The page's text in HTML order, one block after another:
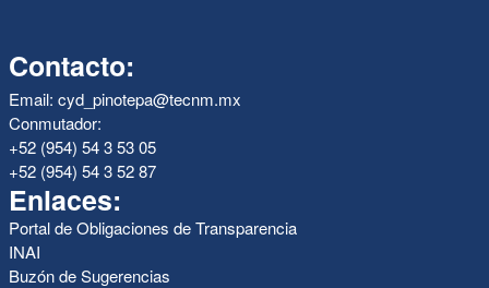
Contacto:
Email: cyd_pinotepa@tecnm.mx
Conmutador:
+52 (954) 54 3 53 05
+52 (954) 54 3 52 87
Enlaces:
Portal de Obligaciones de Transparencia
INAI
Buzón de Sugerencias